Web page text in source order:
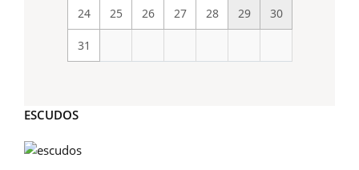
24 25 26 27 28 29 30
31
ESCUDOS